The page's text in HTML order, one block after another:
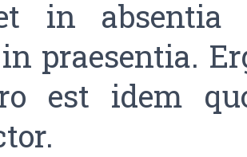
in absentia
praesentia.
est idem